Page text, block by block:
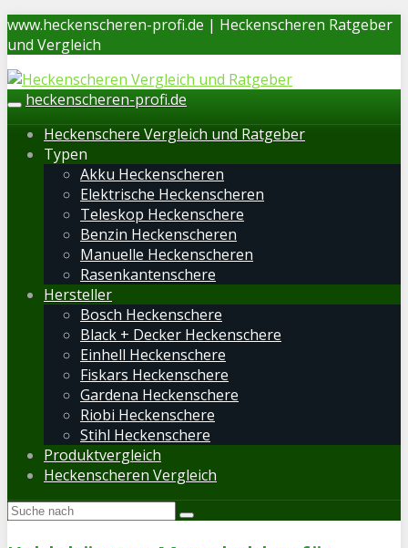
Skip
to
content
www.heckenscheren-profi.de | Heckenscheren Ratgeber
und Vergleich
Toggle
navigation
heckenscheren-profi.de
Heckenschere Vergleich und Ratgeber
Typen
Akku Heckenscheren
Elektrische Heckenscheren
Teleskop Heckenschere
Benzin Heckenscheren
Manuelle Heckenscheren
Rasenkantenschere
Hersteller
Bosch Heckenschere
Black + Decker Heckenschere
Einhell Heckenschere
Fiskars Heckenschere
Gardena Heckenschere
Riobi Heckenschere
Stihl Heckenschere
Produktvergleich
Heckenscheren Vergleich